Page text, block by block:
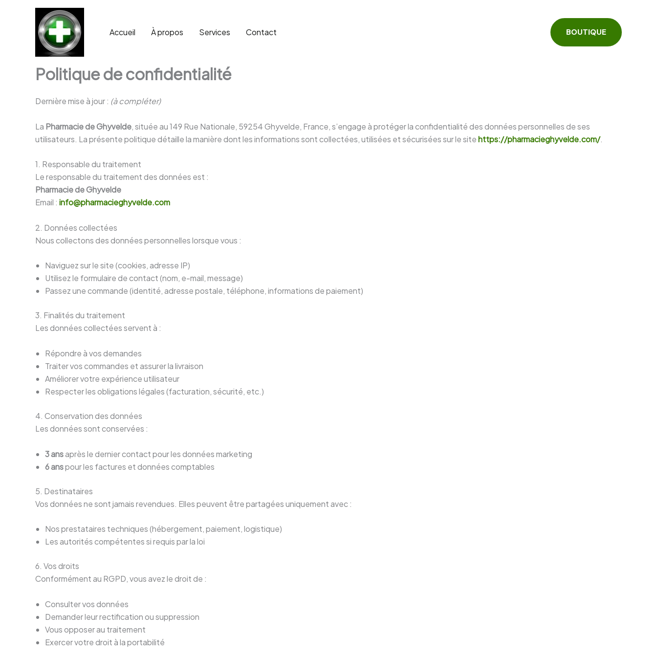
Accueil À propos Services Contact BOUTIQUE
Politique de confidentialité
Dernière mise à jour : (à compléter)
La Pharmacie de Ghyvelde, située au 149 Rue Nationale, 59254 Ghyvelde, France, s’engage à protéger la confidentialité des données personnelles de ses
utilisateurs. La présente politique détaille la manière dont les informations sont collectées, utilisées et sécurisées sur le sitehttps://pharmacieghyvelde.com/.
1. Responsable du traitement
Le responsable du traitement des données est :
Pharmacie de Ghyvelde
Email : info@pharmacieghyvelde.com
2. Données collectées
Nous collectons des données personnelles lorsque vous :
Naviguez sur le site (cookies, adresse IP)
Utilisez le formulaire de contact (nom, e-mail, message)
Passez une commande (identité, adresse postale, téléphone, informations de paiement)
3. Finalités du traitement
Les données collectées servent à :
Répondre à vos demandes
Traiter vos commandes et assurer la livraison
Améliorer votre expérience utilisateur
Respecter les obligations légales (facturation, sécurité, etc.)
4. Conservation des données
Les données sont conservées :
3 ansaprès le dernier contact pour les données marketing
6 anspour les factures et données comptables
5. Destinataires
Vos données ne sont jamais revendues. Elles peuvent être partagées uniquement avec :
Nos prestataires techniques (hébergement, paiement, logistique)
Les autorités compétentes si requis par la loi
6. Vos droits
Conformément au RGPD, vous avez le droit de :
Consulter vos données
Demander leur rectification ou suppression
Vous opposer au traitement
Exercer votre droit à la portabilité